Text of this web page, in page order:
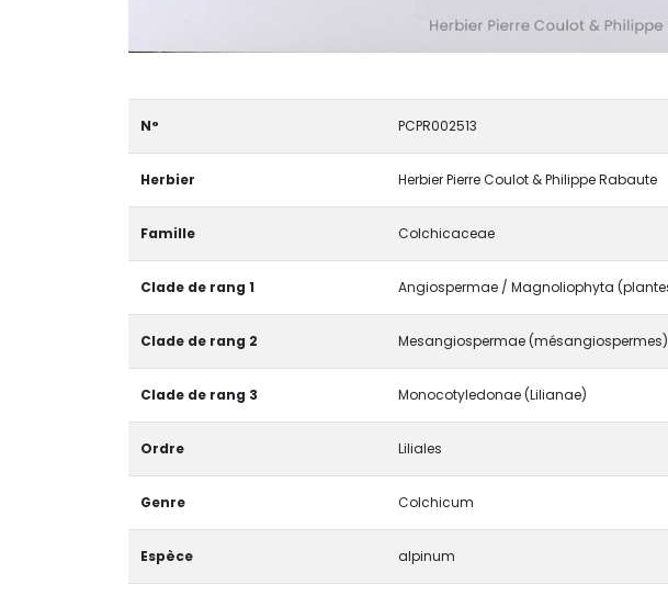
N° PCPR002513
Herbier Herbier Pierre Coulot & Philippe Rabaute
Famille Colchicaceae
Clade de rang 1 Angiospermae / Magnoliophyta
Clade de rang 2 Mesangiospermae (mésangiospermes)
Clade de rang 3 Monocotyledonae (Lilianae)
Ordre Liliales
Genre Colchicum
Espèce alpinum